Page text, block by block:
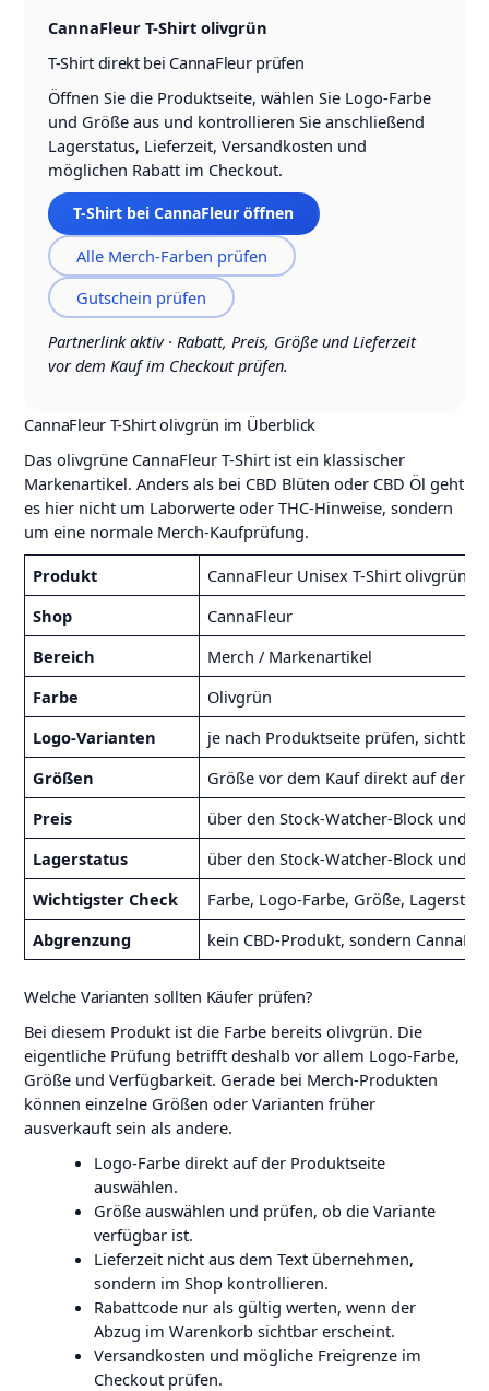
CannaFleur T-Shirt olivgrün
T-Shirt direkt bei CannaFleur prüfen
Öffnen Sie die Produktseite, wählen Sie Logo-Farbe
und Größe aus und kontrollieren Sie anschließend
Lagerstatus, Lieferzeit, Versandkosten und
möglichen Rabatt im Checkout.
T-Shirt bei CannaFleur öffnen
Alle Merch-Farben prüfen
Gutschein prüfen
Partnerlink aktiv · Rabatt, Preis, Größe und Lieferzeit
vor dem Kauf im Checkout prüfen.
CannaFleur T-Shirt olivgrün im Überblick
Das olivgrüne CannaFleur T-Shirt ist ein klassischer
Markenartikel. Anders als bei CBD Blüten oder CBD Öl geht
es hier nicht um Laborwerte oder THC-Hinweise, sondern
um eine normale Merch-Kaufprüfung.
Produkt
CannaFleur Unisex T-Shirt olivgrün
Shop
CannaFleur
Bereich
Merch / Markenartikel
Farbe
Olivgrün
Logo-Varianten
je nach Produktseite prüfen,
Größen
Größe vor dem Kauf direkt auf der
Preis
über den Stock-Watcher-Block und
Lagerstatus
über den Stock-Watcher-Block und
Wichtigster Check
Farbe, Logo-Farbe, Größe,
Abgrenzung
kein CBD-Produkt, sondern
Welche Varianten sollten Käufer prüfen?
Bei diesem Produkt ist die Farbe bereits olivgrün. Die
eigentliche Prüfung betrifft deshalb vor allem Logo-Farbe,
Größe und Verfügbarkeit. Gerade bei Merch-Produkten
können einzelne Größen oder Varianten früher
ausverkauft sein als andere.
Logo-Farbe direkt auf der Produktseite
auswählen.
Größe auswählen und prüfen, ob die Variante
verfügbar ist.
Lieferzeit nicht aus dem Text übernehmen,
sondern im Shop kontrollieren.
Rabattcode nur als gültig werten, wenn der
Abzug im Warenkorb sichtbar erscheint.
Versandkosten und mögliche Freigrenze im
Checkout prüfen.